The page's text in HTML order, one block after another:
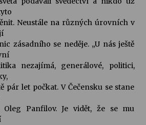
Neustále na různých úrovních v
zásadního se neděje. „U nás ještě
nezajímá, generálové, politici,
pár let počkat. V Čečensku se stane
Oleg Panfilov. Je vidět, že se mu